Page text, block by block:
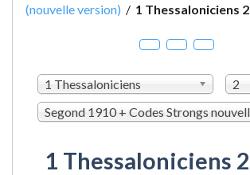
(nouvelle version) / 1 Thessaloniciens 2
1 Thessaloniciens
2
1 Thessaloniciens 2